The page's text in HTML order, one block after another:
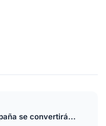
se convertirá...